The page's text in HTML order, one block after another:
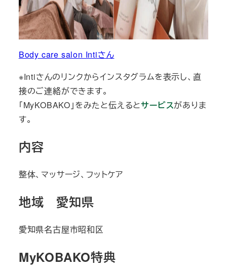
Body care salon Intiさん
※Intiさんのリンクからインスタグラムを表示し、直
接のご連絡ができます。
「MyKOBAKO」をみたと伝えるとサービスがありま
す。
内容
整体、マッサージ、フットケア
地域 愛知県
愛知県名古屋市昭和区
MyKOBAKO特典